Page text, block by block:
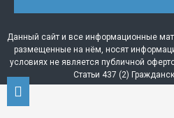
Данный сайт и все информационные
размещенные на нём, носят
условиях не является публичной
Статьи 437 (2)